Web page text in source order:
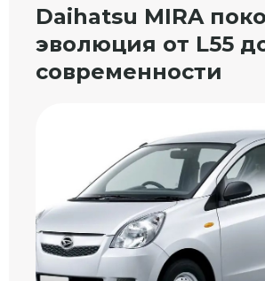
Daihatsu MIRA
эволюция от L55
современности